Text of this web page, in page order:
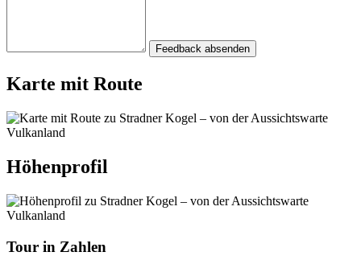
Feedback absenden
Karte mit Route
Höhenprofil
Tour in Zahlen